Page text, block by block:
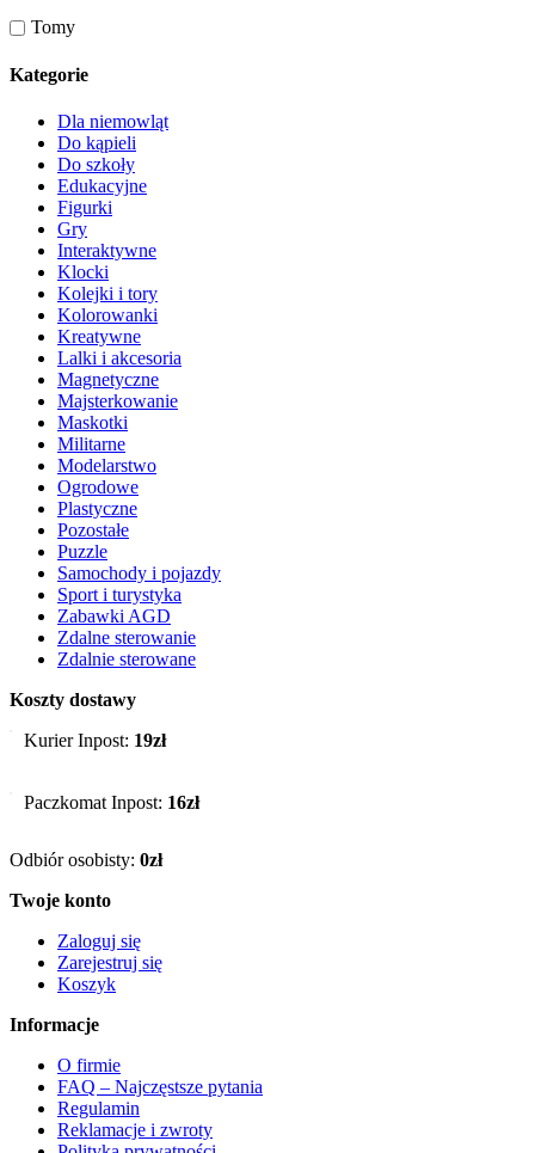
Tomy
Kategorie
Dla niemowląt
Do kąpieli
Do szkoły
Edukacyjne
Figurki
Gry
Interaktywne
Klocki
Kolejki i tory
Kolorowanki
Kreatywne
Lalki i akcesoria
Magnetyczne
Majsterkowanie
Maskotki
Militarne
Modelarstwo
Ogrodowe
Plastyczne
Pozostałe
Puzzle
Samochody i pojazdy
Sport i turystyka
Zabawki AGD
Zdalne sterowanie
Zdalnie sterowane
Koszty dostawy
Kurier Inpost: 19zł
Paczkomat Inpost: 16zł
Odbiór osobisty: 0zł
Twoje konto
Zaloguj się
Zarejestruj się
Koszyk
Informacje
O firmie
FAQ – Najczęstsze pytania
Regulamin
Reklamacje i zwroty